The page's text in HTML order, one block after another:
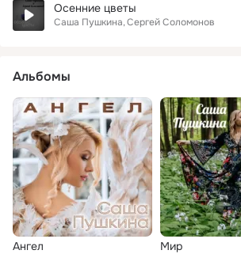
Осенние цветы
Саша Пушкина Сергей Соломонов
Альбомы
Ангел Мир